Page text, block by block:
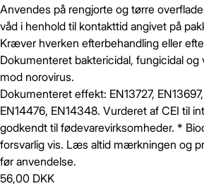
Anvendes på rengjorte og tørre
våd i henhold til kontakttid angivet på
Kræver hverken efterbehandling eller
Dokumenteret baktericidal, fungicidal og
mod norovirus.
Dokumenteret effekt: EN13727,
EN14476, EN14348. Vurderet af CEI til
godkendt til fødevarevirksomheder. *
forsvarlig vis. Læs altid mærkningen og
før anvendelse.
56,00 DKK